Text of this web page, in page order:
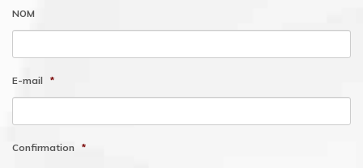
NOM
E-mail *
Confirmation *